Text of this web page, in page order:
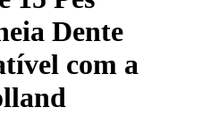
Dente
com a